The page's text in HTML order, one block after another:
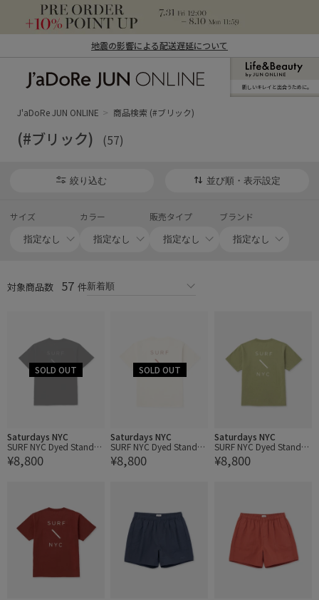
地震の影響による配送遅延について
ン オンライン）
新しいキレイと出合うために。
J'aDoRe JUN ONLINE 商品検索 (#ブリック)
(#ブリック) (57)
絞り込む 並び順・表示設定
サイズ カラー 販売タイプ ブランド
対象商品数 57 件
Saturdays NYC
SURF NYC Dyed Standar
d SS Tee
¥8,800
Saturdays NYC
SURF NYC Dyed Standar
d SS Tee
¥8,800
Saturdays NYC
SURF NYC Dyed Standar
d SS Tee
¥8,800